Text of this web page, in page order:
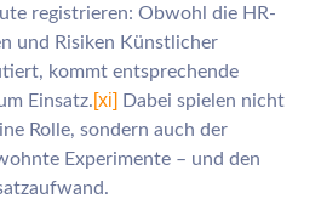
registrieren: Obwohl die HR-
und Risiken Künstlicher
kommt entsprechende
Einsatz.[xi] Dabei spielen nicht
Rolle, sondern auch der
Experimente – und den